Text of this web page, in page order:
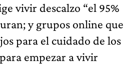
vivir descalzo “el 95%
y grupos online que
para el cuidado de los
empezar a vivir